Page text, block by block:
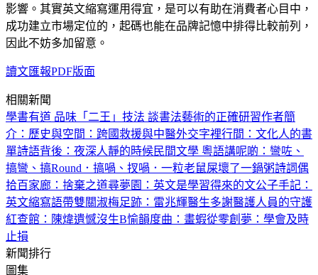
影響。其實英文縮寫運用得宜，是可以有助在消費者心目中，
成功建立市場定位的，起碼也能在品牌記憶中排得比較前列，
因此不妨多加留意。
讀文匯報PDF版面
相關新聞
學書有道 品味「二王」技法 談書法藝術的正確研習作者簡
介： 歷史與空間：跨國救援與中醫外交字裡行間：文化人的書
單詩語背後：夜深人靜的時候民間文學 粵語講呢啲：彎咗、
搞彎、搞Round．搞喎、扠喎．一粒老鼠屎壞了一鍋粥詩詞偶
拾百家廊：捨棄之道尋夢園：英文是學習得來的文公子手記：
英文縮寫語帶雙關淑梅足跡：雷兆輝醫生多謝醫護人員的守護
紅查館：陳煒遺憾沒生B愉韻度曲：畫蝦從零創夢：學會及時
止損
新聞排行
圖集